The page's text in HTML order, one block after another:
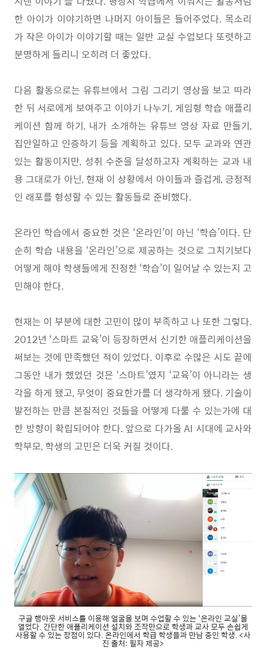
한 아이가 이야기하면 나머지 아이들은 들어주었다. 목소리
가 작은 아이가 이야기할 때는 일반 교실 수업보다 또렷하고
분명하게 들리니 오히려 더 좋았다.
다음 활동으로는 유튜브에서 그림 그리기 영상을 보고 따라
한 뒤 서로에게 보여주고 이야기 나누기, 게임형 학습 애플리
케이션 함께 하기, 내가 소개하는 유튜브 영상 자료 만들기,
집안일하고 인증하기 등을 계획하고 있다. 모두 교과와 연관
있는 활동이지만, 성취 수준을 달성하고자 계획하는 교과 내
용 그대로가 아닌, 현재 이 상황에서 아이들과 즐겁게,긍정적
인 래포를 형성할 수 있는 활동들로 준비했다.
온라인 학습에서 중요한 것은 ‘온라인’이 아닌 ‘학습’이다. 단
순히 학습 내용을 ‘온라인’으로 제공하는 것으로 그치기보다
어떻게 해야 학생들에게 진정한 ‘학습’이 일어날 수 있는지 고
민해야 한다.
현재는 이 부분에 대한 고민이 많이 부족하고 나 또한 그렇다.
2012년 ‘스마트 교육’이 등장하면서 신기한 애플리케이션을
써보는 것에 만족했던 적이 있었다. 이후로 수많은 시도 끝에
그동안 내가 했었던 것은 ‘스마트’였지 ‘교육’이 아니라는 생
각을 하게 됐고,무엇이 중요한가를 더 생각하게 됐다. 기술이
발전하는 만큼 본질적인 것들을 어떻게 다룰 수 있는가에 대
한 방향이 확립되어야 한다. 앞으로 다가올 AI 시대에 교사와
학부모, 학생의 고민은 더욱 커질 것이다.
구글 행아웃 서비스를 이용해 얼굴을 보며 수업할 수 있는 ‘온라인 교실’을
열었다. 간단한 애플리케이션 설치와 조작만으로 학생과 교사 모두 손쉽게
사용할 수 있는 장점이 있다. 온라인에서 학급 학생들과 만남 중인 학생. <사
진 출처: 필자 제공>